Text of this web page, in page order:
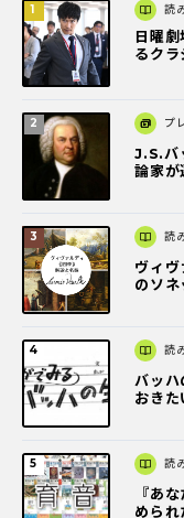
読
日曜
るクラ
プ
J.S.バ
論家が
読
ヴィ
のソネ
読
バッ
おきた
読
『あ
められ